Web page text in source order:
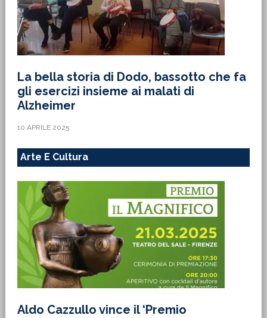
La bella storia di Dodo, bassotto che fa
gli esercizi insieme ai malati di
Alzheimer
10 APRILE 2025
Arte E Cultura
Aldo Cazzullo vince il ‘Premio